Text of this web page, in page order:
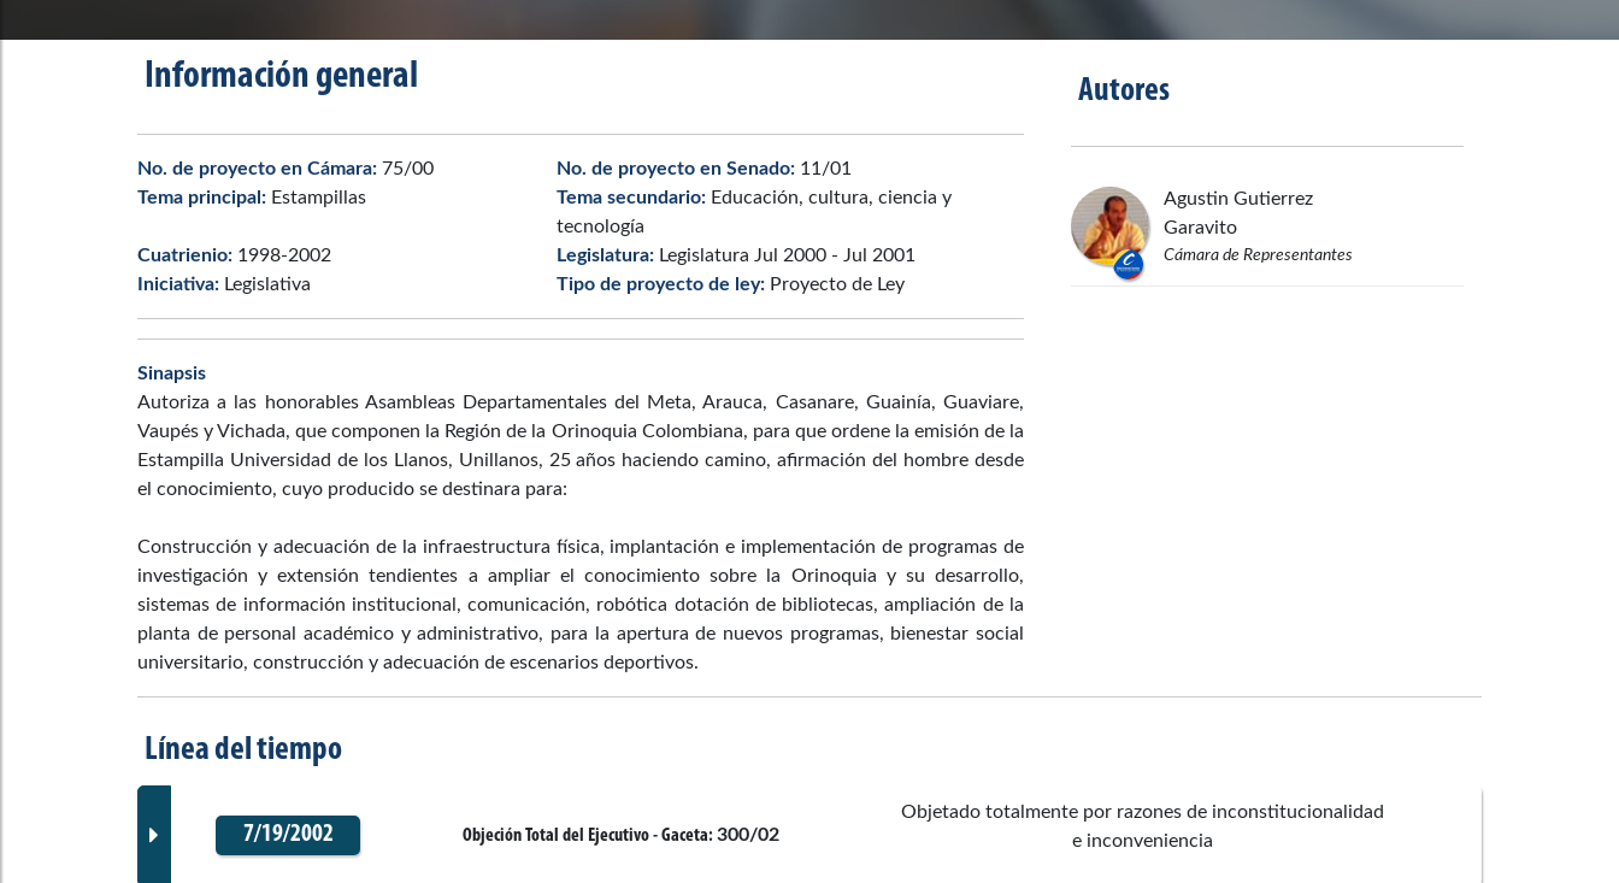
Información general
No. de proyecto en Cámara: 75/00 No. de proyecto en Senado: 11/01
Tema principal: Estampillas Tema secundario: Educación, cultura, ciencia y
tecnología
Cuatrienio: 1998-2002 Legislatura: Legislatura Jul 2000 - Jul 2001
Iniciativa: Legislativa Tipo de proyecto de ley: Proyecto de Ley
Sinapsis
Autoriza a las honorables Asambleas Departamentales del Meta, Arauca, Casanare, Guainía, Guaviare,
Vaupés y Vichada, que componen la Región de la Orinoquia Colombiana, para que ordene la emisión de la
Estampilla Universidad de los Llanos, Unillanos, 25 años haciendo camino, afirmación del hombre desde
el conocimiento, cuyo producido se destinara para:
Construcción y adecuación de la infraestructura física, implantación e implementación de programas de
investigación y extensión tendientes a ampliar el conocimiento sobre la Orinoquia y su desarrollo,
sistemas de información institucional, comunicación, robótica dotación de bibliotecas, ampliación de la
planta de personal académico y administrativo, para la apertura de nuevos programas, bienestar social
universitario, construcción y adecuación de escenarios deportivos.
Autores
Agustin Gutierrez
Garavito
Cámara de Representantes
Línea del tiempo
7/19/2002 Objeción Total del Ejecutivo- Gaceta: 300/02
Objetado totalmente por razones de inconstitucionalidad
e inconveniencia